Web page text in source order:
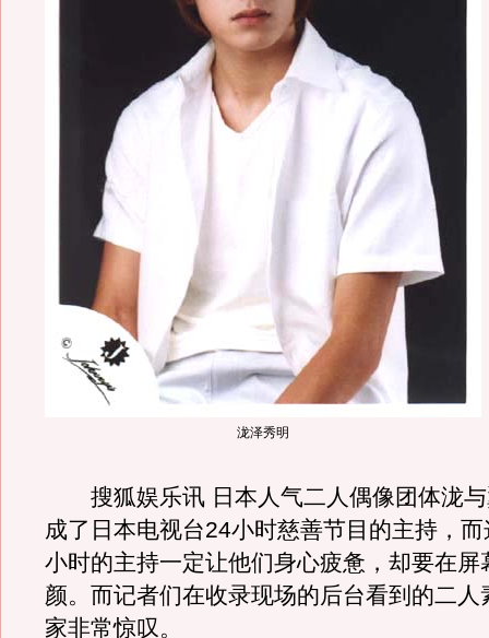
泷泽秀明
搜狐娱乐讯 日本人气二人偶像团体泷与
成了日本电视台24小时慈善节目的主持，
小时的主持一定让他们身心疲惫，却要在屏
颜。而记者们在收录现场的后台看到的二人
家非常惊叹。